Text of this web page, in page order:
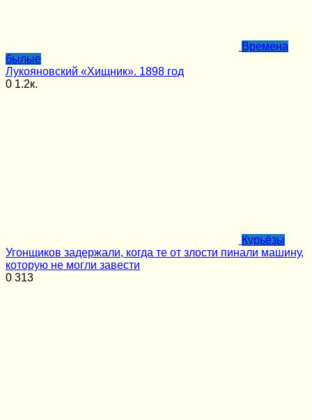
Времена
былые
Лукояновский «Хищник». 1898 год
0 1.2к.
Курьёзы
Угонщиков задержали, когда те от злости пинали машину,
которую не могли завести
0 313